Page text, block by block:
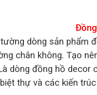
dòng sản phẩm
chân không. Tạo
dòng đồng hồ decor
thự và các kiến